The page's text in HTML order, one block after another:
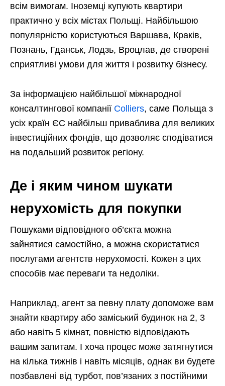
всім вимогам. Іноземці купують квартири
практично у всіх містах Польщі. Найбільшою
популярністю користуються Варшава, Краків,
Познань, Гданськ, Лодзь, Вроцлав, де створені
сприятливі умови для життя і розвитку бізнесу.
За інформацією найбільшої міжнародної
консалтингової компанії Colliers, саме Польща з
усіх країн ЄС найбільш приваблива для великих
інвестиційних фондів, що дозволяє сподіватися
на подальший розвиток регіону.
Де і яким чином шукати
нерухомість для покупки
Пошуками відповідного об’єкта можна
зайнятися самостійно, а можна скористатися
послугами агентств нерухомості. Кожен з цих
способів має переваги та недоліки.
Наприклад, агент за певну плату допоможе вам
знайти квартиру або заміський будинок на 2, 3
або навіть 5 кімнат, повністю відповідають
вашим запитам. І хоча процес може затягнутися
на кілька тижнів і навіть місяців, однак ви будете
позбавлені від турбот, пов’язаних з постійними